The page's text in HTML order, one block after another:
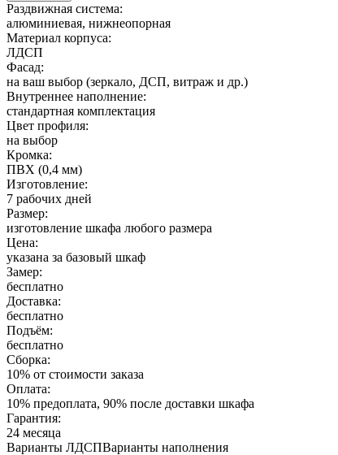
Раздвижная система:
алюминиевая, нижнеопорная
Материал корпуса:
ЛДСП
Фасад:
на ваш выбор (зеркало, ДСП, витраж и др.)
Внутреннее наполнение:
стандартная комплектация
Цвет профиля:
на выбор
Кромка:
ПВХ (0,4 мм)
Изготовление:
7 рабочих дней
Размер:
изготовление шкафа любого размера
Цена:
указана за базовый шкаф
Замер:
бесплатно
Доставка:
бесплатно
Подъём:
бесплатно
Сборка:
10% от стоимости заказа
Оплата:
10% предоплата, 90% после доставки шкафа
Гарантия:
24 месяца
Варианты ЛДСПВарианты наполнения